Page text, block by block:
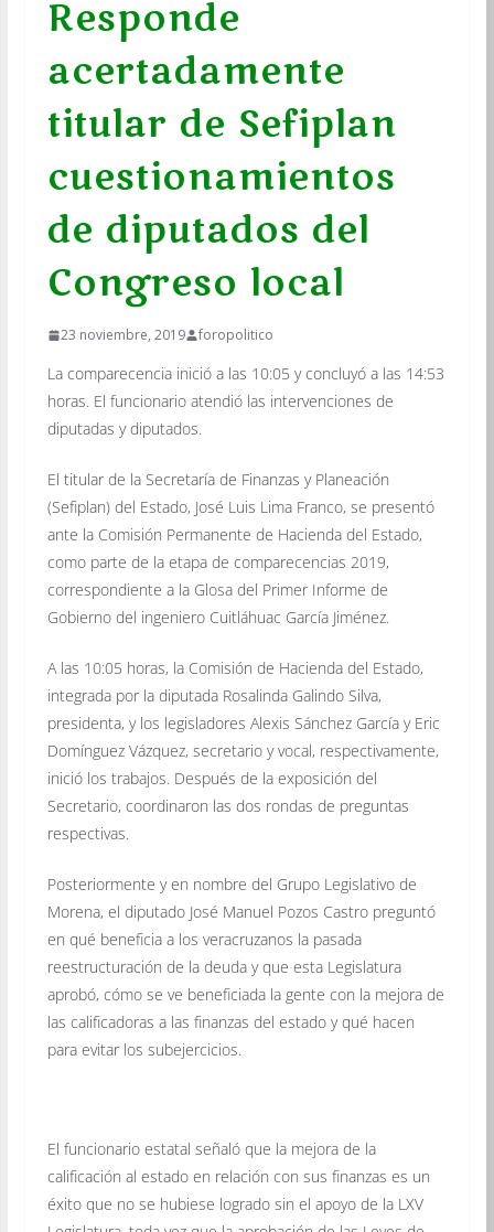
Responde
acertadamente
titular de Sefiplan
cuestionamientos
de diputados del
Congreso local
23 noviembre, 2019 foropolitico
La comparecencia inició a las 10:05 y concluyó a las 14:53
horas. El funcionario atendió las intervenciones de
diputadas y diputados.
El titular de la Secretaría de Finanzas y Planeación
(Sefiplan) del Estado, José Luis Lima Franco, se presentó
ante la Comisión Permanente de Hacienda del Estado,
como parte de la etapa de comparecencias 2019,
correspondiente a la Glosa del Primer Informe de
Gobierno del ingeniero Cuitláhuac García Jiménez.
A las 10:05 horas, la Comisión de Hacienda del Estado,
integrada por la diputada Rosalinda Galindo Silva,
presidenta, y los legisladores Alexis Sánchez García y Eric
Domínguez Vázquez, secretario y vocal, respectivamente,
inició los trabajos. Después de la exposición del
Secretario, coordinaron las dos rondas de preguntas
respectivas.
Posteriormente y en nombre del Grupo Legislativo de
Morena, el diputado José Manuel Pozos Castro preguntó
en qué beneficia a los veracruzanos la pasada
reestructuración de la deuda y que esta Legislatura
aprobó, cómo se ve beneficiada la gente con la mejora de
las calificadoras a las finanzas del estado y qué hacen
para evitar los subejercicios.
El funcionario estatal señaló que la mejora de la
calificación al estado en relación con sus finanzas es un
éxito que no se hubiese logrado sin el apoyo de la LXV